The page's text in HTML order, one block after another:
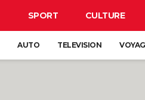
SPORT CULTURE
AUTO TELEVISION